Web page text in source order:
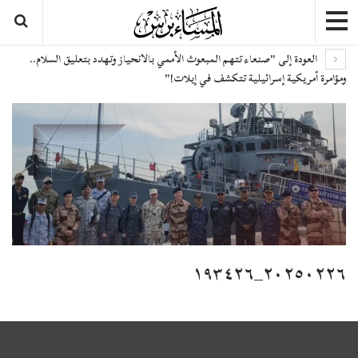
العودة إلى "صنعاء تتهم المبعوث الأممي بالانحياز وتهدد بتعليق السلام..
ومؤامرة أمريكية إسرائيلية تتكشف في إيلات!"
٢٠٢٥٠٢٢٦_١٩٣٤٢٦